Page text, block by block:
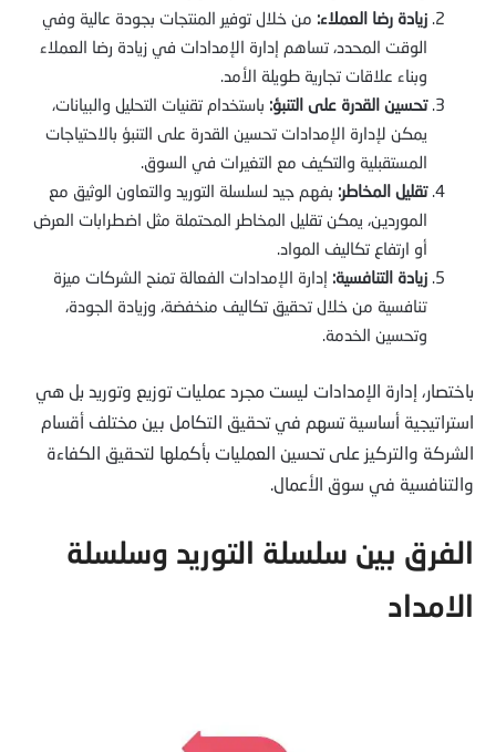
زيادة رضا العملاء: من خلال توفير المنتجات بجودة عالية وفي
الوقت المحدد، تساهم إدارة الإمدادات في زيادة رضا العملاء
وبناء علاقات تجارية طويلة الأمد.
تحسين القدرة على التنبؤ: باستخدام تقنيات التحليل والبيانات،
يمكن لإدارة الإمدادات تحسين القدرة على التنبؤ بالاحتياجات
المستقبلية والتكيف مع التغيرات في السوق.
تقليل المخاطر: بفهم جيد لسلسلة التوريد والتعاون الوثيق مع
الموردين، يمكن تقليل المخاطر المحتملة مثل اضطرابات العرض
أو ارتفاع تكاليف المواد.
زيادة التنافسية: إدارة الإمدادات الفعالة تمنح الشركات ميزة
تنافسية من خلال تحقيق تكاليف منخفضة، وزيادة الجودة،
وتحسين الخدمة.
باختصار، إدارة الإمدادات ليست مجرد عمليات توزيع وتوريد بل هي
استراتيجية أساسية تسهم في تحقيق التكامل بين مختلف أقسام
الشركة والتركيز على تحسين العمليات بأكملها لتحقيق الكفاءة
والتنافسية في سوق الأعمال.
الفرق بين سلسلة التوريد وسلسلة
الامداد